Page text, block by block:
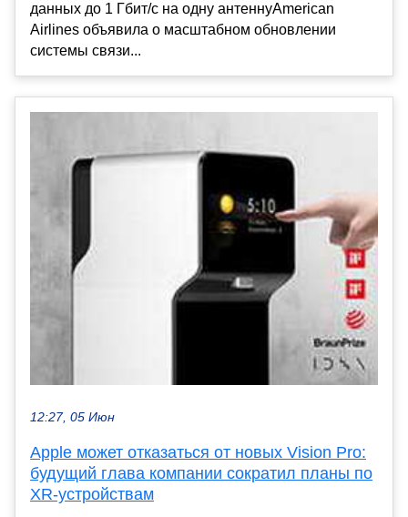
данных до 1 Гбит/с на одну антеннуAmerican
Airlines объявила о масштабном обновлении
системы связи...
12:27, 05 Июн
Apple может отказаться от новых Vision Pro:
будущий глава компании сократил планы по
XR-устройствам